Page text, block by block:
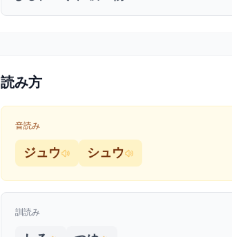
読み方
音読み
ジュウ シュウ
訓読み